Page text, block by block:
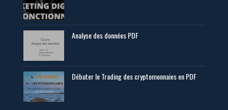
Analyse des données PDF
Débuter le Trading des cryptomonnaies en PDF